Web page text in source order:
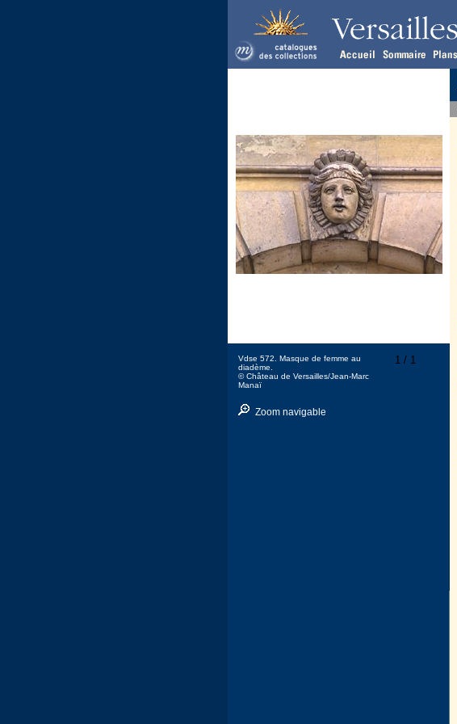
1 / 1
Vdse 572. Masque de femme au
diadème.
© Château de Versailles/Jean-Marc
Manaï
Zoom navigable